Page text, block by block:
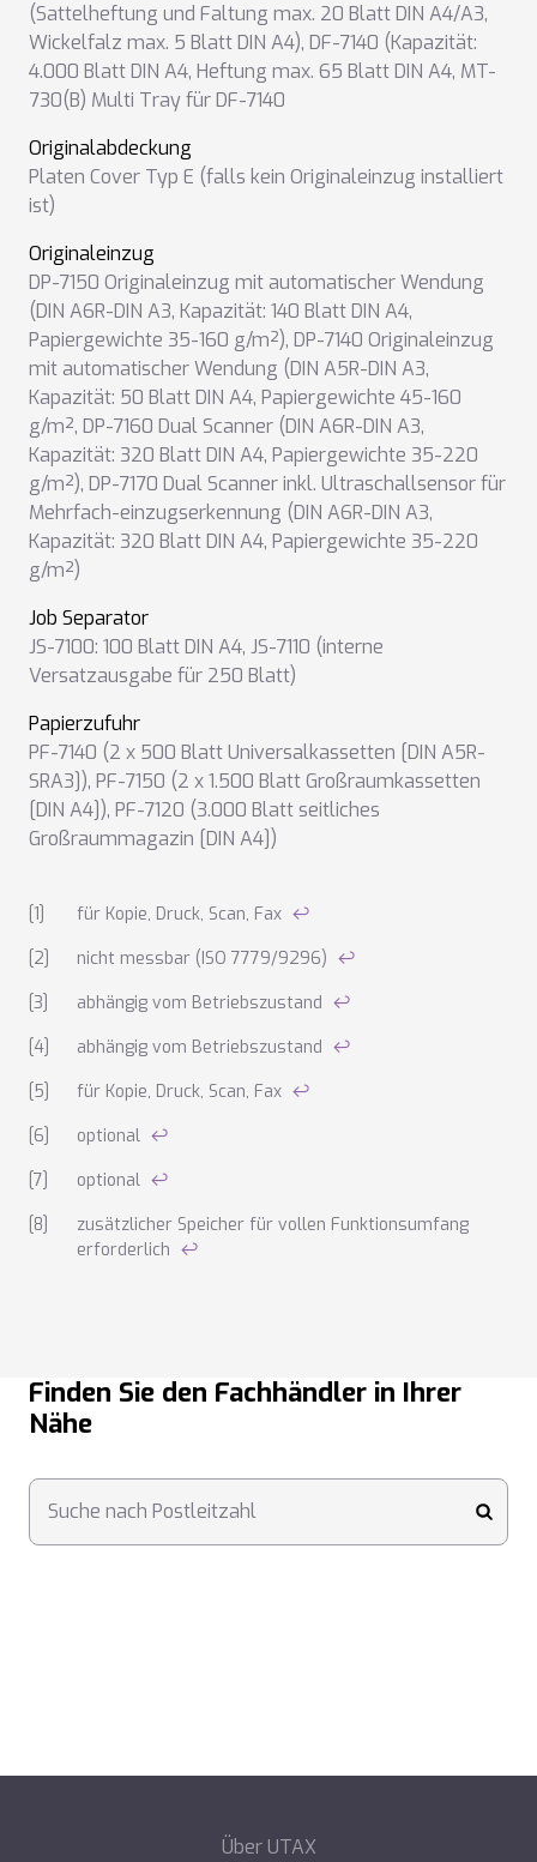
(Sattelheftung und Faltung max. 20 Blatt DIN A4/A3,
Wickelfalz max. 5 Blatt DIN A4), DF-7140 (Kapazität:
4.000 Blatt DIN A4, Heftung max. 65 Blatt DIN A4, MT-
730(B) Multi Tray für DF-7140
Originalabdeckung
Platen Cover Typ E (falls kein Originaleinzug installiert
ist)
Originaleinzug
DP-7150 Originaleinzug mit automatischer Wendung
(DIN A6R-DIN A3, Kapazität: 140 Blatt DIN A4,
Papiergewichte 35-160 g/m²), DP-7140 Originaleinzug
mit automatischer Wendung (DIN A5R-DIN A3,
Kapazität: 50 Blatt DIN A4, Papiergewichte 45-160
g/m², DP-7160 Dual Scanner (DIN A6R-DIN A3,
Kapazität: 320 Blatt DIN A4, Papiergewichte 35-220
g/m²), DP-7170 Dual Scanner inkl. Ultraschallsensor für
Mehrfach-einzugserkennung (DIN A6R-DIN A3,
Kapazität: 320 Blatt DIN A4, Papiergewichte 35-220
g/m²)
Job Separator
JS-7100: 100 Blatt DIN A4, JS-7110 (interne
Versatzausgabe für 250 Blatt)
Papierzufuhr
PF-7140 (2 x 500 Blatt Universalkassetten [DIN A5R-
SRA3]), PF-7150 (2 x 1.500 Blatt Großraumkassetten
[DIN A4]), PF-7120 (3.000 Blatt seitliches
Großraummagazin [DIN A4])
Anmerkungen zu den technischen Daten
für Kopie, Druck, Scan, Fax ↩
nicht messbar (ISO 7779/9296) ↩
abhängig vom Betriebszustand ↩
abhängig vom Betriebszustand ↩
für Kopie, Druck, Scan, Fax ↩
optional ↩
optional ↩
zusätzlicher Speicher für vollen Funktionsumfang
erforderlich ↩
Finden Sie den Fachhändler in Ihrer
Nähe
Suche nach Postleitzahl
Über UTAX